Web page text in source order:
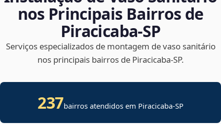
nos Principais Bairros de
Piracicaba‑SP
Serviços especializados de montagem de vaso sanitário
nos principais bairros de Piracicaba‑SP.
237bairros atendidos em Piracicaba-SP